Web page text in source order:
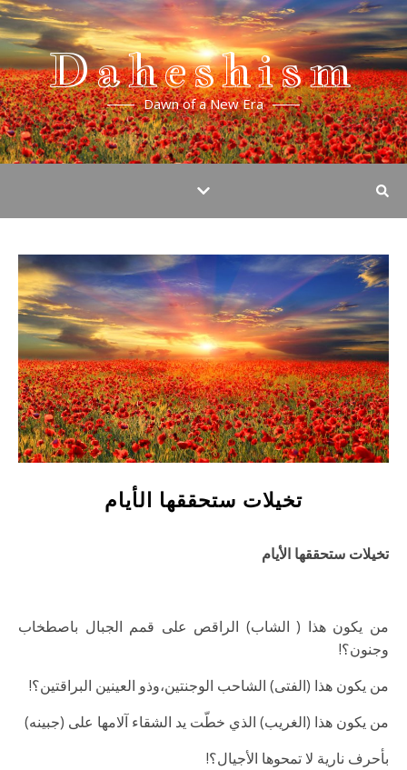
Daheshism
Dawn of a New Era
تخيلات ستحققها الأيام
تخيلات ستحققها الأيام
من يكون هذا ( الشاب) الراقص على قمم الجبال باصطخاب
وجنون؟!
من يكون هذا (الفتى) الشاحب الوجنتين،وذو العينين البراقتين؟!
من يكون هذا (الغريب) الذي خطّت يد الشقاء آلامها على (جبينه)
بأحرف نارية لا تمحوها الأجيال؟!